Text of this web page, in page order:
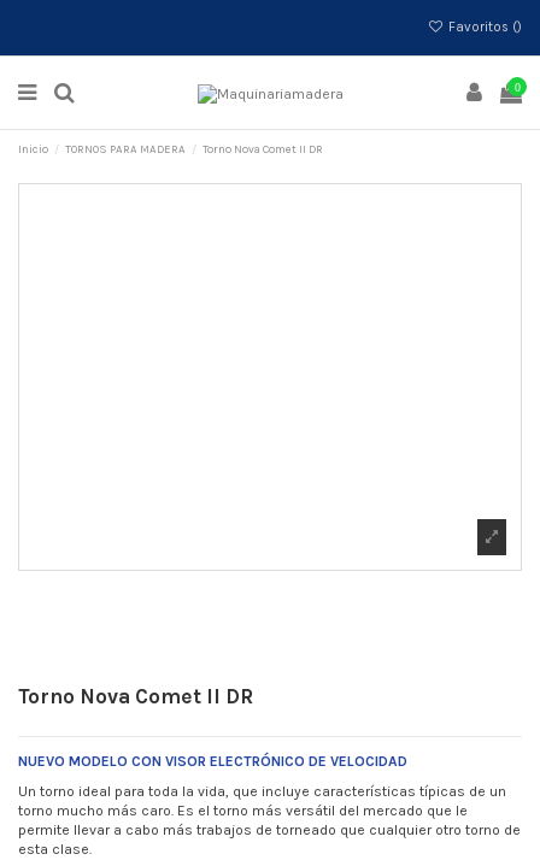
Favoritos ()
0
Inicio TORNOS PARA MADERA Torno Nova Comet II DR
Torno Nova Comet II DR
NUEVO MODELO CON VISOR ELECTRÓNICO DE VELOCIDAD
Un torno ideal para toda la vida, que incluye características típicas de un
torno mucho más caro. Es el torno más versátil del mercado que le
permite llevar a cabo más trabajos de torneado que cualquier otro torno de
esta clase.